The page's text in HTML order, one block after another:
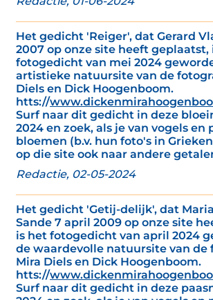
Het gedicht 'Reiger', dat Gerard
2007 op onze site heeft geplaatst,
fotogedicht van mei 2024
artistieke natuursite van de
Diels en Dick Hoogenboom.
htts://
Surf naar dit gedicht in deze
2024 en zoek, als je van vogels en
bloemen (b.v. hun foto's in
op die site ook naar andere
Redactie, 02-05-2024
Het gedicht 'Getij-delijk', dat
Sande 7 april 2009 op onze site
is het fotogedicht van april 2024
de waardevolle natuursite van de
Mira Diels en Dick Hoogenboom.
htts://
Surf naar dit gedicht in deze